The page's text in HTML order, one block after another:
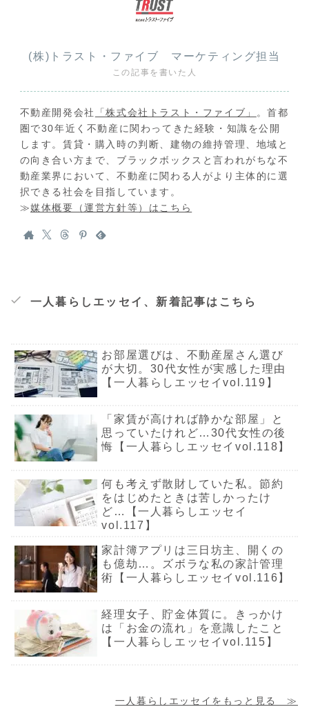
(株)トラスト・ファイブ マーケティング担当
この記事を書いた人
不動産開発会社 「株式会社トラスト・ファイブ」
。首都
圏で30年近く不動産に関わってきた経験・知識を公開
します。賃貸・購入時の判断、建物の維持管理、地域と
の向き合い方まで、ブラックボックスと言われがちな不
動産業界において、不動産に関わる人がより主体的に選
択できる社会を目指しています。
≫媒体概要（運営方針等）はこちら
一人暮らしエッセイ、新着記事はこちら
お部屋選びは、不動産屋さん選び
が大切。30代女性が実感した理由
【一人暮らしエッセイvol.119】
「家賃が高ければ静かな部屋」と
思っていたけれど…30代女性の後
悔【一人暮らしエッセイvol.118】
何も考えず散財していた私。節約
をはじめたときは苦しかったけ
ど…【一人暮らしエッセイ
vol.117】
家計簿アプリは三日坊主、開くの
も億劫…。ズボラな私の家計管理
術【一人暮らしエッセイvol.116】
経理女子、貯金体質に。きっかけ
は「お金の流れ」を意識したこと
【一人暮らしエッセイvol.115】
一人暮らしエッセイをもっと見る ≫